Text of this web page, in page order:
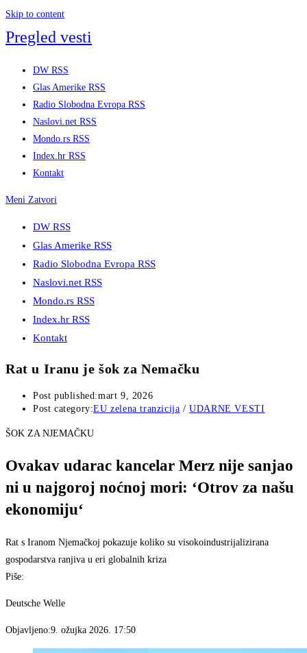
Skip to content
Pregled vesti
DW RSS
Glas Amerike RSS
Radio Slobodna Evropa RSS
Naslovi.net RSS
Mondo.rs RSS
Index.hr RSS
Kontakt
Meni Zatvori
DW RSS
Glas Amerike RSS
Radio Slobodna Evropa RSS
Naslovi.net RSS
Mondo.rs RSS
Index.hr RSS
Kontakt
Rat u Iranu je šok za Nemačku
Post published:mart 9, 2026
Post category:EU zelena tranzicija / UDARNE VESTI
ŠOK ZA NJEMAČKU
Ovakav udarac kancelar Merz nije sanjao
ni u najgoroj noćnoj mori: ‘Otrov za našu
ekonomiju‘
Rat s Iranom Njemačkoj pokazuje koliko su visokoindustrijalizirana
gospodarstva ranjiva u eri globalnih kriza
Piše:
Deutsche Welle
Objavljeno:9. ožujka 2026. 17:50